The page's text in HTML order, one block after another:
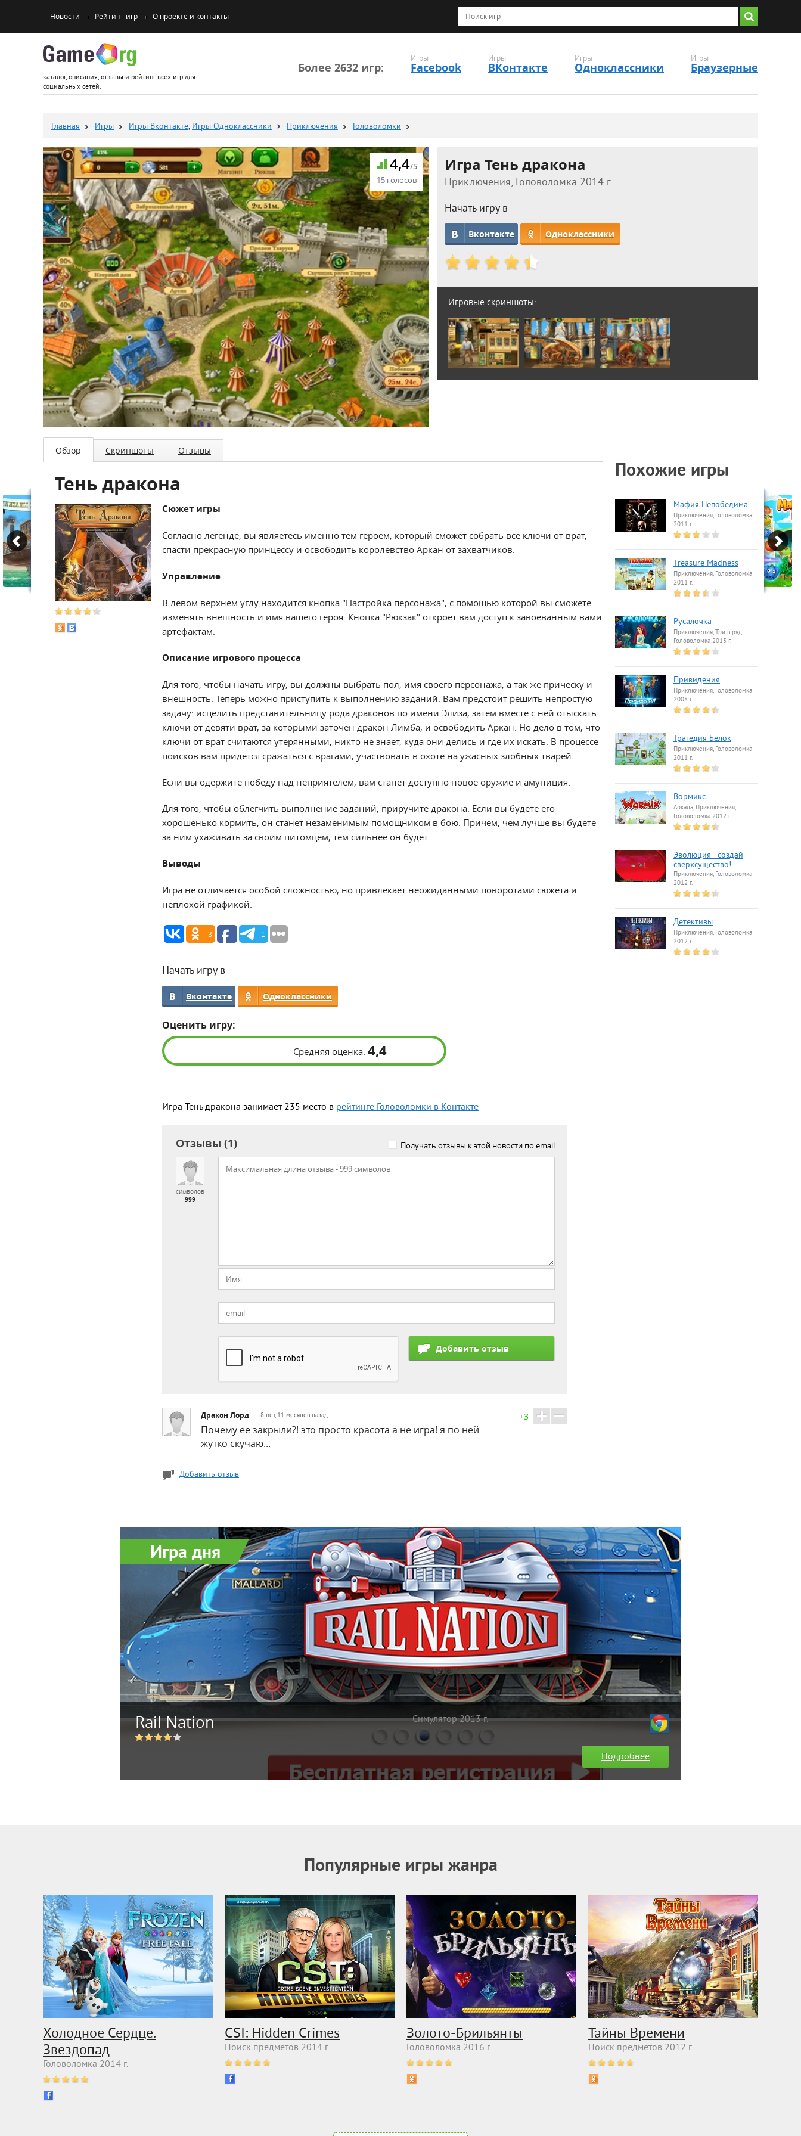
Новости Рейтинг игр О проекте и контакты
Более 2632 игр:
Игры
Facebook
Игры
ВКонтакте
Игры
Одноклассники
Игры
Браузерные
каталог, описания, отзывы и рейтинг всех игр для
социальных сетей.
Главная Игры Игры Вконтакте, Игры Одноклассники Приключения Головоломки
4,4/5
15 голосов
Игра Тень дракона
Приключения, Головоломка 2014 г.
Начать игру в
Вконтакте Одноклассники
Игровые скриншоты:
Обзор Скриншоты Отзывы
Тень дракона
Сюжет игры
Согласно легенде, вы являетесь именно тем героем, который сможет собрать все ключи от врат,
спасти прекрасную принцессу и освободить королевство Аркан от захватчиков.
Управление
В левом верхнем углу находится кнопка "Настройка персонажа", с помощью которой вы сможете
изменять внешность и имя вашего героя. Кнопка "Рюкзак" откроет вам доступ к завоеванным вами
артефактам.
Описание игрового процесса
Для того, чтобы начать игру, вы должны выбрать пол, имя своего персонажа, а так же прическу и
внешность. Теперь можно приступить к выполнению заданий. Вам предстоит решить непростую
задачу: исцелить представительницу рода драконов по имени Элиза, затем вместе с ней отыскать
ключи от девяти врат, за которыми заточен дракон Лимба, и освободить Аркан. Но дело в том, что
ключи от врат считаются утерянными, никто не знает, куда они делись и где их искать. В процессе
поисков вам придется сражаться с врагами, участвовать в охоте на ужасных злобных тварей.
Если вы одержите победу над неприятелем, вам станет доступно новое оружие и амуниция.
Для того, чтобы облегчить выполнение заданий, приручите дракона. Если вы будете его
хорошенько кормить, он станет незаменимым помощником в бою. Причем, чем лучше вы будете
за ним ухаживать за своим питомцем, тем сильнее он будет.
Выводы
Игра не отличается особой сложностью, но привлекает неожиданными поворотами сюжета и
неплохой графикой.
3 1
Начать игру в
Вконтакте Одноклассники
Оценить игру:
Средняя оценка: 4,4
Игра Тень дракона занимает 235 место в рейтинге Головоломки в Контакте
Отзывы (1) Получать отзывы к этой новости по email
символов
999
Дракон Лорд 8 лет, 11 месяцев назад
Почему ее закрыли?! это просто красота а не игра! я по ней
жутко скучаю...
+3
Добавить отзыв
Похожие игры
Мафия Непобедима
Приключения, Головоломка
2011 г.
Treasure Madness
Приключения, Головоломка
2011 г.
Русалочка
Приключения, Три в ряд,
Головоломка 2013 г.
Привидения
Приключения, Головоломка
2008 г.
Трагедия Белок
Приключения, Головоломка
2011 г.
Вормикс
Аркада, Приключения,
Головоломка 2012 г.
Эволюция - создай
сверхсущество!
Приключения, Головоломка
2012 г.
Детективы
Приключения, Головоломка
2012 г.
Игра дня
Rail Nation Симулятор 2013 г.
Подробнее
Популярные игры жанра
Холодное Сердце.
Звездопад
Головоломка 2014 г.
CSI: Hidden Crimes
Поиск предметов 2014 г.
Золото-Брильянты
Головоломка 2016 г.
Тайны Времени
Поиск предметов 2012 г.